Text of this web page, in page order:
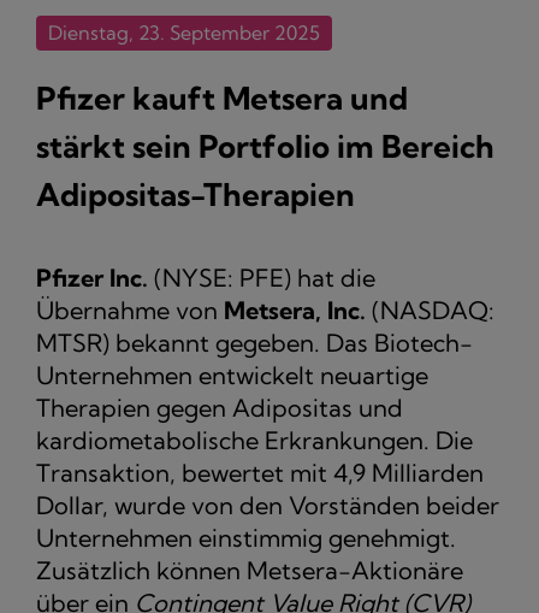
Dienstag, 23. September 2025
Pfizer kauft Metsera und
stärkt sein Portfolio im Bereich
Adipositas-Therapien
Pfizer Inc. (NYSE: PFE) hat die
Übernahme von Metsera, Inc. (NASDAQ:
MTSR) bekannt gegeben. Das Biotech-
Unternehmen entwickelt neuartige
Therapien gegen Adipositas und
kardiometabolische Erkrankungen. Die
Transaktion, bewertet mit 4,9 Milliarden
Dollar, wurde von den Vorständen beider
Unternehmen einstimmig genehmigt.
Zusätzlich können Metsera-Aktionäre
über ein Contingent Value Right (CVR)